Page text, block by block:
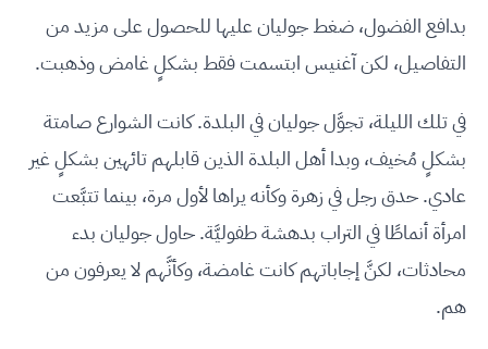
بدافع الفضول، ضغط جوليان عليها للحصول على مزيد من
التفاصيل، لكن آغنيس ابتسمت فقط بشكلٍ غامض وذهبت.
في تلك الليلة، تجوَّل جوليان في البلدة. كانت الشوارع صامتة
بشكلٍ مُخيف، وبدا أهل البلدة الذين قابلهم تائهين بشكلٍ غير
عادي. حدق رجل في زهرة وكأنه يراها لأول مرة، بينما تتبَّعت
امرأة أنماطًا في التراب بدهشة طفوليَّة. حاول جوليان بدء
محادثات، لكنَّ إجاباتهم كانت غامضة، وكأنَّهم لا يعرفون من
هم.